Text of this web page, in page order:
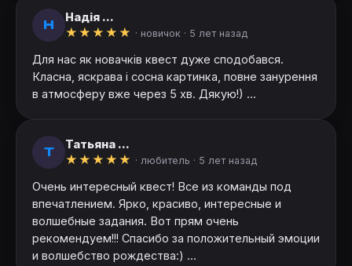
Н
Надія ...
★ ★ ★ ★ ★ · новичок · 5 лет назад
Для нас як новачків квест дуже сподобався.
Класна, яскрава і сосна картинка, повне занурення
в атмосферу вже через 5 хв. Дякую!) ...
Т
Татьяна ...
★ ★ ★ ★ ★ · любитель · 5 лет назад
Очень интересный квест! Все из команды под
впечатлением. Ярко, красиво, интересные и
волшебные задания. Вот прям очень
рекомендуем!!! Спасибо за положительный эмоции
и волшебство рождества:) ...